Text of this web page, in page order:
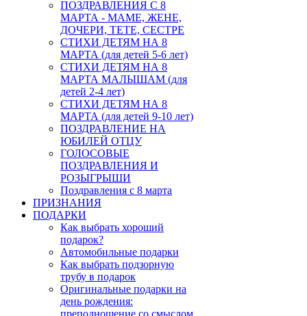
ПОЗДРАВЛЕНИЯ С 8
МАРТА - МАМЕ, ЖЕНЕ,
ДОЧЕРИ, ТЕТЕ, СЕСТРЕ
СТИХИ ДЕТЯМ НА 8
МАРТА (для детей 5-6 лет)
СТИХИ ДЕТЯМ НА 8
МАРТА МАЛЫШАМ (для
детей 2-4 лет)
СТИХИ ДЕТЯМ НА 8
МАРТА (для детей 9-10 лет)
ПОЗДРАВЛЕНИЕ НА
ЮБИЛЕЙ ОТЦУ
ГОЛОСОВЫЕ
ПОЗДРАВЛЕНИЯ И
РОЗЫГРЫШИ
Поздравления с 8 марта
ПРИЗНАНИЯ
ПОДАРКИ
Как выбрать хороший
подарок?
Автомобильные подарки
Как выбрать подзорную
трубу в подарок
Оригинальные подарки на
день рождения:
преподношение со смыслом